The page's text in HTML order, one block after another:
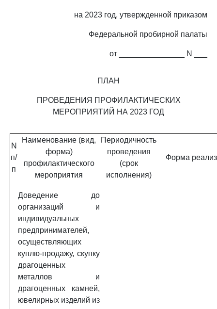
на 2023 год, утвержденной приказом
Федеральной пробирной палаты
от _______________ N ___
ПЛАН
ПРОВЕДЕНИЯ ПРОФИЛАКТИЧЕСКИХ
МЕРОПРИЯТИЙ НА 2023 ГОД
N
п/
п
Наименование (вид,
форма)
профилактического
мероприятия
Периодичность
проведения
(срок
исполнения)
Форма
Доведение до
организаций и
индивидуальных
предпринимателей,
осуществляющих
куплю-продажу, скупку
драгоценных
металлов и
драгоценных камней,
ювелирных изделий из